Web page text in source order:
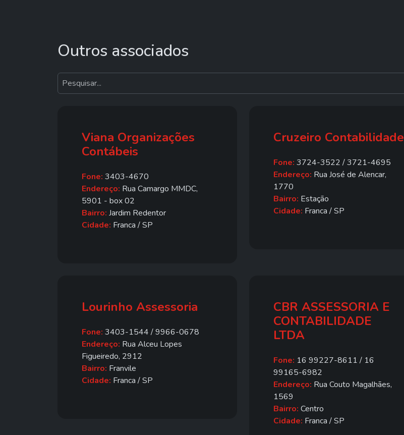
Outros associados
Viana Organizações
Contábeis
Fone: 3403-4670
Endereço: Rua Camargo MMDC,
5901 - box 02
Bairro: Jardim Redentor
Cidade: Franca / SP
Cruzeiro Contabilidade
Fone: 3724-3522 / 3721-4695
Endereço: Rua José de Alencar,
1770
Bairro: Estação
Cidade: Franca / SP
Lourinho Assessoria
Fone: 3403-1544 / 9966-0678
Endereço: Rua Alceu Lopes
Figueiredo, 2912
Bairro: Franvile
Cidade: Franca / SP
CBR ASSESSORIA E
CONTABILIDADE
LTDA
Fone: 16 99227-8611 / 16
99165-6982
Endereço: Rua Couto Magalhães,
1569
Bairro: Centro
Cidade: Franca / SP